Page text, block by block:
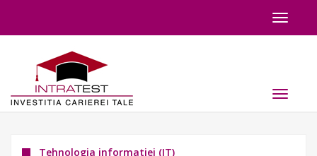
Toggle
Toggle
Tehnologia informatiei (IT)